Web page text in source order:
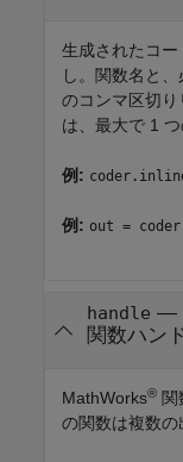
生成されたコ
し。関数名と
のコンマ区切
は、最大で 1
例:
例: out =
handle —
関数ハン
MathWorks® 関
の関数は複数の